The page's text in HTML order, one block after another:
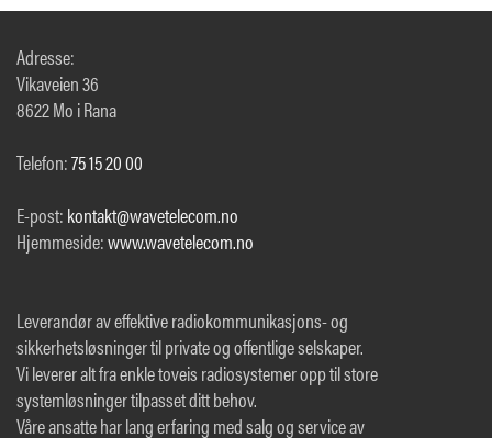
Adresse:
Vikaveien 36
8622 Mo i Rana
Telefon:75 15 20 00
E-post: kontakt@wavetelecom.no
Hjemmeside:www.wavetelecom.no
Leverandør av effektive radiokommunikasjons- og
sikkerhetsløsninger til private og offentlige selskaper.
Vi leverer alt fra enkle toveis radiosystemer opp til store
systemløsninger tilpasset ditt behov.
Våre ansatte har lang erfaring med salg og service av